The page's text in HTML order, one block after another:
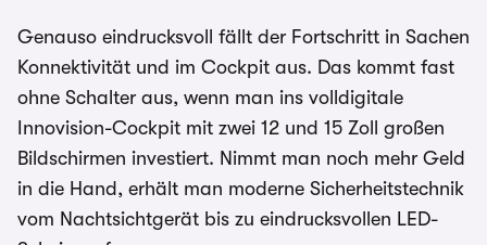
Genauso eindrucksvoll fällt der Fortschritt in Sachen
Konnektivität und im Cockpit aus. Das kommt fast
ohne Schalter aus, wenn man ins volldigitale
Innovision-Cockpit mit zwei 12 und 15 Zoll großen
Bildschirmen investiert. Nimmt man noch mehr Geld
in die Hand, erhält man moderne Sicherheitstechnik
vom Nachtsichtgerät bis zu eindrucksvollen LED-